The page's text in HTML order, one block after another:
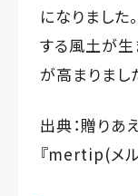
になりました
する風土が
が高まりまし
出典：贈りあ
『mertip(メル